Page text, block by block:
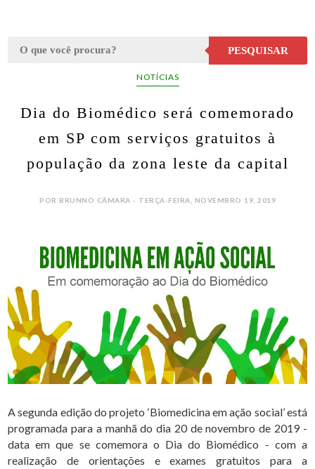
PESQUISAR
NOTÍCIAS
Dia do Biomédico será comemorado
em SP com serviços gratuitos à
população da zona leste da capital
POR BRUNNO CÂMARA - TERÇA-FEIRA, NOVEMBRO 19, 2019
A segunda edição do projeto ‘Biomedicina em ação social’ está
programada para a manhã do dia 20 de novembro de 2019 -
data em que se comemora o Dia do Biomédico - com a
realização de orientações e exames gratuitos para a